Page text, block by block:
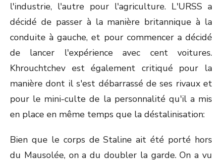
l'industrie, l'autre pour l'agriculture. L'URSS a
décidé de passer à la manière britannique à la
conduite à gauche, et pour commencer a décidé
de lancer l'expérience avec cent voitures.
Khrouchtchev est également critiqué pour la
manière dont il s'est débarrassé de ses rivaux et
pour le mini-culte de la personnalité qu'il a mis
en place en même temps que la déstalinisation:
Bien que le corps de Staline ait été porté hors
du Mausolée, on a du doubler la garde. On a vu